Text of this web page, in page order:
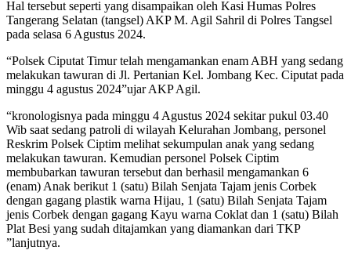
Hal tersebut seperti yang disampaikan oleh Kasi Humas Polres
Tangerang Selatan (tangsel) AKP M. Agil Sahril di Polres Tangsel
pada selasa 6 Agustus 2024.
“Polsek Ciputat Timur telah mengamankan enam ABH yang sedang
melakukan tawuran di Jl. Pertanian Kel. Jombang Kec. Ciputat pada
minggu 4 agustus 2024”ujar AKP Agil.
“kronologisnya pada minggu 4 Agustus 2024 sekitar pukul 03.40
Wib saat sedang patroli di wilayah Kelurahan Jombang, personel
Reskrim Polsek Ciptim melihat sekumpulan anak yang sedang
melakukan tawuran. Kemudian personel Polsek Ciptim
membubarkan tawuran tersebut dan berhasil mengamankan 6
(enam) Anak berikut 1 (satu) Bilah Senjata ‎Tajam jenis Corbek
dengan gagang plastik warna Hijau, 1 (satu) Bilah Senjata Tajam
jenis Corbek dengan gagang Kayu ‎warna Coklat dan 1 (satu) Bilah
Plat Besi yang sudah ditajamkan yang diamankan dari TKP
”lanjutnya.